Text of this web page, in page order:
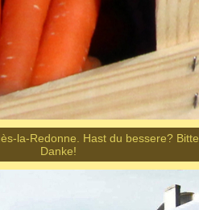
la-Redonne. Hast du bessere? Bitte
Danke!